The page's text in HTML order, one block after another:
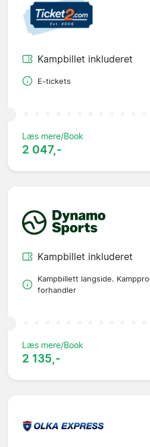
Kampbillet inkluderet
E-tickets
Læs mere/Book
2 047,-
Kampbillet inkluderet
Kampbillett langside.
forhandler
Læs mere/Book
2 135,-